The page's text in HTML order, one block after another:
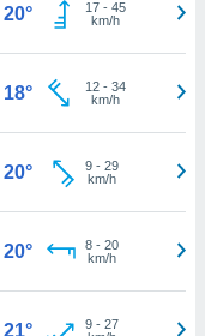
20° 17- 45
km/h
18° 12- 34
km/h
20° 9- 29
km/h
20° 8- 20
km/h
21° 9- 27